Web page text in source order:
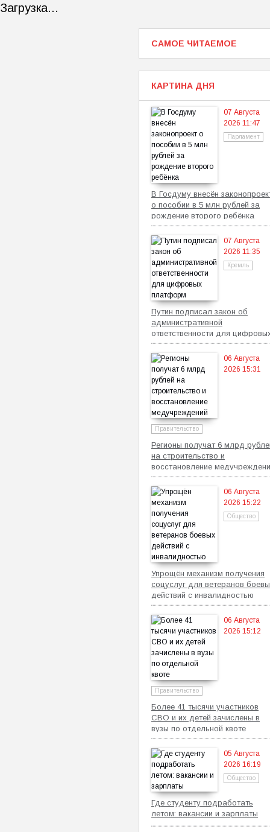
Загрузка...
САМОЕ ЧИТАЕМОЕ
КАРТИНА ДНЯ
07 Августа
2026 11:47
Парламент
В Госдуму внесён
о пособии в 5 млн рублей за
рождение второго ребёнка
07 Августа
2026 11:35
Кремль
Путин подписал закон об
административной
ответственности для
платформ
06 Августа
2026 15:31
Правительство
Регионы получат 6 млрд
на строительство и
восстановление
06 Августа
2026 15:22
Общество
Упрощён механизм получения
соцуслуг для ветеранов
действий с инвалидностью
06 Августа
2026 15:12
Правительство
Более 41 тысячи участников
СВО и их детей зачислены в
вузы по отдельной квоте
05 Августа
2026 16:19
Общество
Где студенту подработать
летом: вакансии и зарплаты